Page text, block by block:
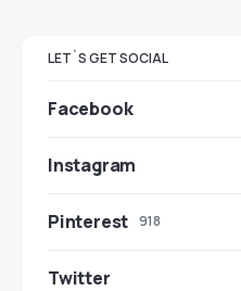
LET`S GET SOCIAL
Facebook
Instagram
Pinterest 918
Twitter